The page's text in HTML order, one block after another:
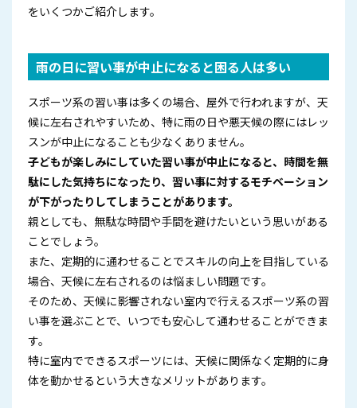
をいくつかご紹介します。
雨の日に習い事が中止になると困る人は多い
スポーツ系の習い事は多くの場合、屋外で行われますが、天
候に左右されやすいため、特に雨の日や悪天候の際にはレッ
スンが中止になることも少なくありません。
子どもが楽しみにしていた習い事が中止になると、時間を無
駄にした気持ちになったり、習い事に対するモチベーション
が下がったりしてしまうことがあります。
親としても、無駄な時間や手間を避けたいという思いがある
ことでしょう。
また、定期的に通わせることでスキルの向上を目指している
場合、天候に左右されるのは悩ましい問題です。
そのため、天候に影響されない室内で行えるスポーツ系の習
い事を選ぶことで、いつでも安心して通わせることができま
す。
特に室内でできるスポーツには、天候に関係なく定期的に身
体を動かせるという大きなメリットがあります。